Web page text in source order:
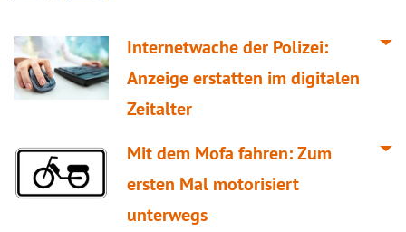
Internetwache der Polizei:
Anzeige erstatten im digitalen
Zeitalter
Mit dem Mofa fahren: Zum
ersten Mal motorisiert
unterwegs